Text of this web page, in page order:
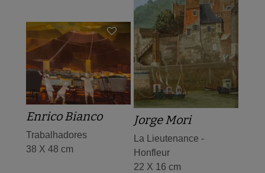
Jorge Mori
La Lieutenance -
Honfleur
22 X 16 cm
Enrico Bianco
Trabalhadores
38 X 48 cm